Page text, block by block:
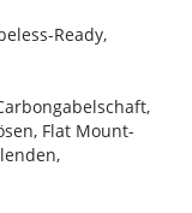
Ready,
Flat Mount-